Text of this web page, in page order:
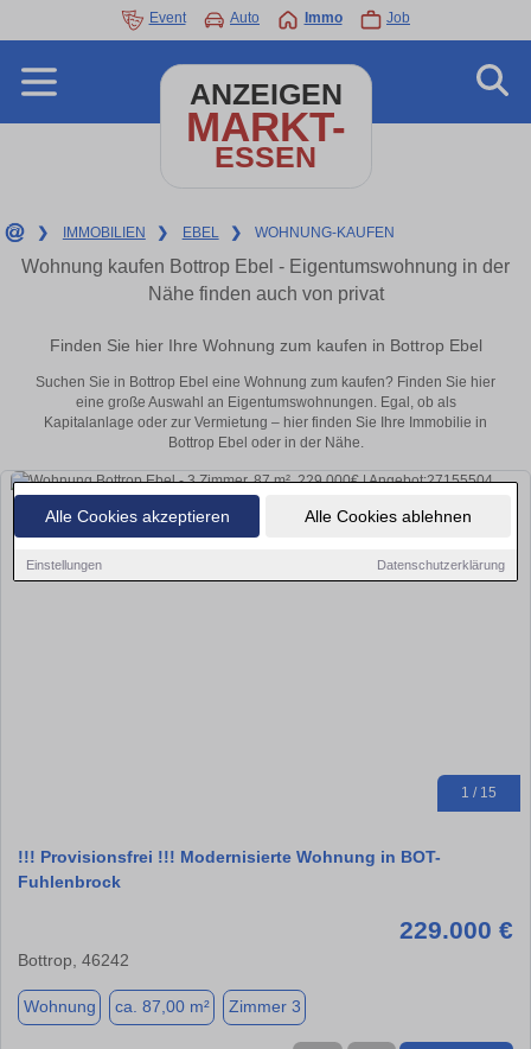
Alle Cookies akzeptieren Alle Cookies ablehnen
Einstellungen Datenschutzerklärung
Event Auto Immo Job
ANZEIGEN
MARKT-
ESSEN
❯ IMMOBILIEN ❯ EBEL ❯ WOHNUNG-KAUFEN
Wohnung kaufen Bottrop Ebel - Eigentumswohnung in der
Nähe finden auch von privat
Finden Sie hier Ihre Wohnung zum kaufen in Bottrop Ebel
Suchen Sie in Bottrop Ebel eine Wohnung zum kaufen? Finden Sie hier
eine große Auswahl an Eigentumswohnungen. Egal, ob als
Kapitalanlage oder zur Vermietung – hier finden Sie Ihre Immobilie in
Bottrop Ebel oder in der Nähe.
1 / 15
!!! Provisionsfrei !!! Modernisierte Wohnung in BOT-
Fuhlenbrock
229.000 €
Bottrop, 46242
Wohnung ca. 87,00 m² Zimmer 3